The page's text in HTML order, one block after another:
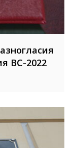
ВС-2022